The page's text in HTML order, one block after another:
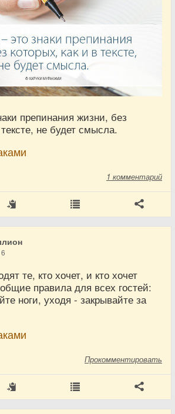
препинания жизни, без
не будет смысла.
1 комментарий
те, кто хочет, и кто хочет
правила для всех гостей:
ноги, уходя - закрывайте за
Прокомментировать